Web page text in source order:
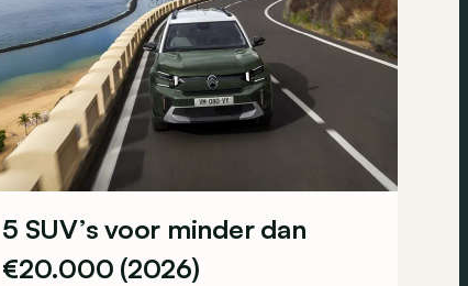
5 SUV’s voor minder dan
€20.000 (2026)